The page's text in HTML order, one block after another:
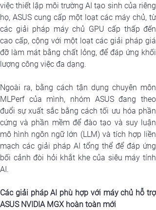
việc thiết lập môi trường AI tạo sinh của riêng
họ, ASUS cung cấp một loạt các máy chủ, từ
các giải pháp máy chủ GPU cấp thấp đến
cao cấp, cộng với một loạt các giải pháp giá
đỡ làm mát bằng chất lỏng, để đáp ứng khối
lượng công việc đa dạng.
Ngoài ra, bằng cách tận dụng chuyên môn
MLPerf của mình, nhóm ASUS đang theo
đuổi sự xuất sắc bằng cách tối ưu hóa phần
cứng và phần mềm để đào tạo và suy luận
mô hình ngôn ngữ lớn (LLM) và tích hợp liền
mạch các giải pháp AI tổng thể để đáp ứng
bối cảnh đòi hỏi khắt khe của siêu máy tính
AI.
Các giải pháp AI phù hợp với máy chủ hỗ trợ
ASUS NVIDIA MGX hoàn toàn mới